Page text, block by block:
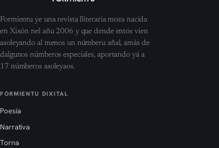
Formientu ye una revista lliteraria moza nacida
en Xixón nel añu 2006 y que dende entós vien
asoleyando al menos un númberu añal, amás de
dalgunos númberos especiales, aportando yá a
17 númberos asoleyaos.
FORMIENTU DIXITAL
Poesía
Narrativa
Torna